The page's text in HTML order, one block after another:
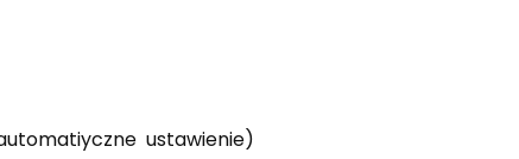
ustawienie)